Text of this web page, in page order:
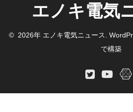
エノキ電気
© 2026年 エノキ電気ニュース.
で構築